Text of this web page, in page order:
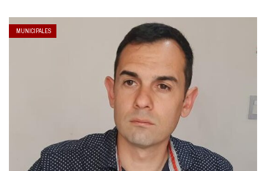
MUNICIPALES